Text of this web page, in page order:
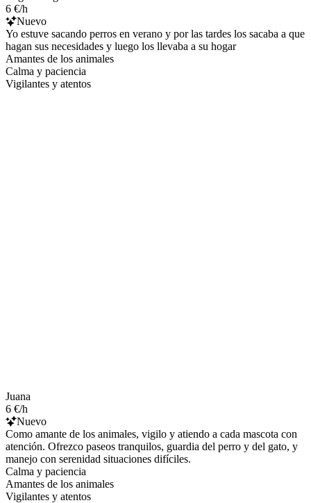
6 €/h
Nuevo
Yo estuve sacando perros en verano y por las tardes los sacaba a que
hagan sus necesidades y luego los llevaba a su hogar
Amantes de los animales
Calma y paciencia
Vigilantes y atentos
Juana
6 €/h
Nuevo
Como amante de los animales, vigilo y atiendo a cada mascota con
atención. Ofrezco paseos tranquilos, guardia del perro y del gato, y
manejo con serenidad situaciones difíciles.
Calma y paciencia
Amantes de los animales
Vigilantes y atentos